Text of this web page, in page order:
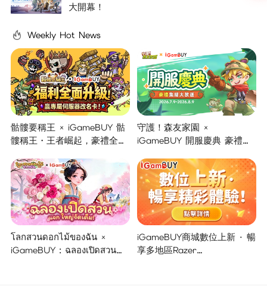
大開幕！
Weekly Hot News
骷髏要稱王 × iGameBUY 骷
髏稱王・王者崛起，豪禮全面
守護！森友家園 ×
iGameBUY 開服慶典 豪禮集
โลกสวนดอกไม้ของฉัน ×
iGameBUY : ฉลองเปิดสวน
iGameBUY商城數位上新 · 暢
享多地區Razer